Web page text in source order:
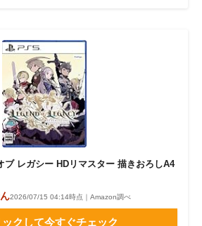
ブ レガシー HDリマスター 描きおろしA4
2026/07/15 04:14時点｜Amazon調べ
クして今すぐチェック